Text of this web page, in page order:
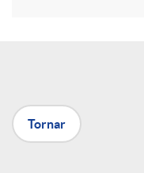
XTornar